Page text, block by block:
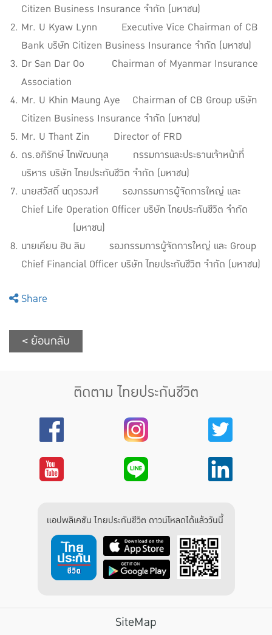
Citizen Business Insurance จำกัด (มหาชน)
Mr. U Kyaw Lynn Executive Vice Chairman of CB
Bank บริษัท Citizen Business Insurance จำกัด (มหาชน)
Dr San Dar Oo Chairman of Myanmar Insurance
Association
Mr. U Khin Maung Aye Chairman of CB Group บริษัท
Citizen Business Insurance จำกัด (มหาชน)
Mr. U Thant Zin Director of FRD
ดร.อภิรักษ์ ไทพัฒนกุล กรรมการและประธานเจ้าหน้าที่
บริหาร บริษัท ไทยประกันชีวิต จำกัด (มหาชน)
นายสวัสดิ์ นฤวรวงศ์ รองกรรมการผู้จัดการใหญ่ และ
Chief Life Operation Officer บริษัท ไทยประกันชีวิต จำกัด
(มหาชน)
นายเคียน ฮิน ลิม รองกรรมการผู้จัดการใหญ่ และ Group
Chief Financial Officer บริษัท ไทยประกันชีวิต จำกัด (มหาชน)
Share
< ย้อนกลับ
ติดตาม ไทยประกันชีวิต
แอปพลิเคชัน ไทยประกันชีวิต ดาวน์โหลดได้แล้ววันนี้
SiteMap